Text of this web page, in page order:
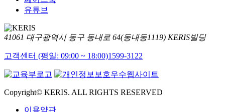
유튜브
41061 대구광역시 동구 동내로 64(동내동1119) KERIS빌딩
고객센터 (평일: 09:00 ~ 18:00)1599-3122
Copyright© KERIS. ALL RIGHTS RESERVED
이용약관